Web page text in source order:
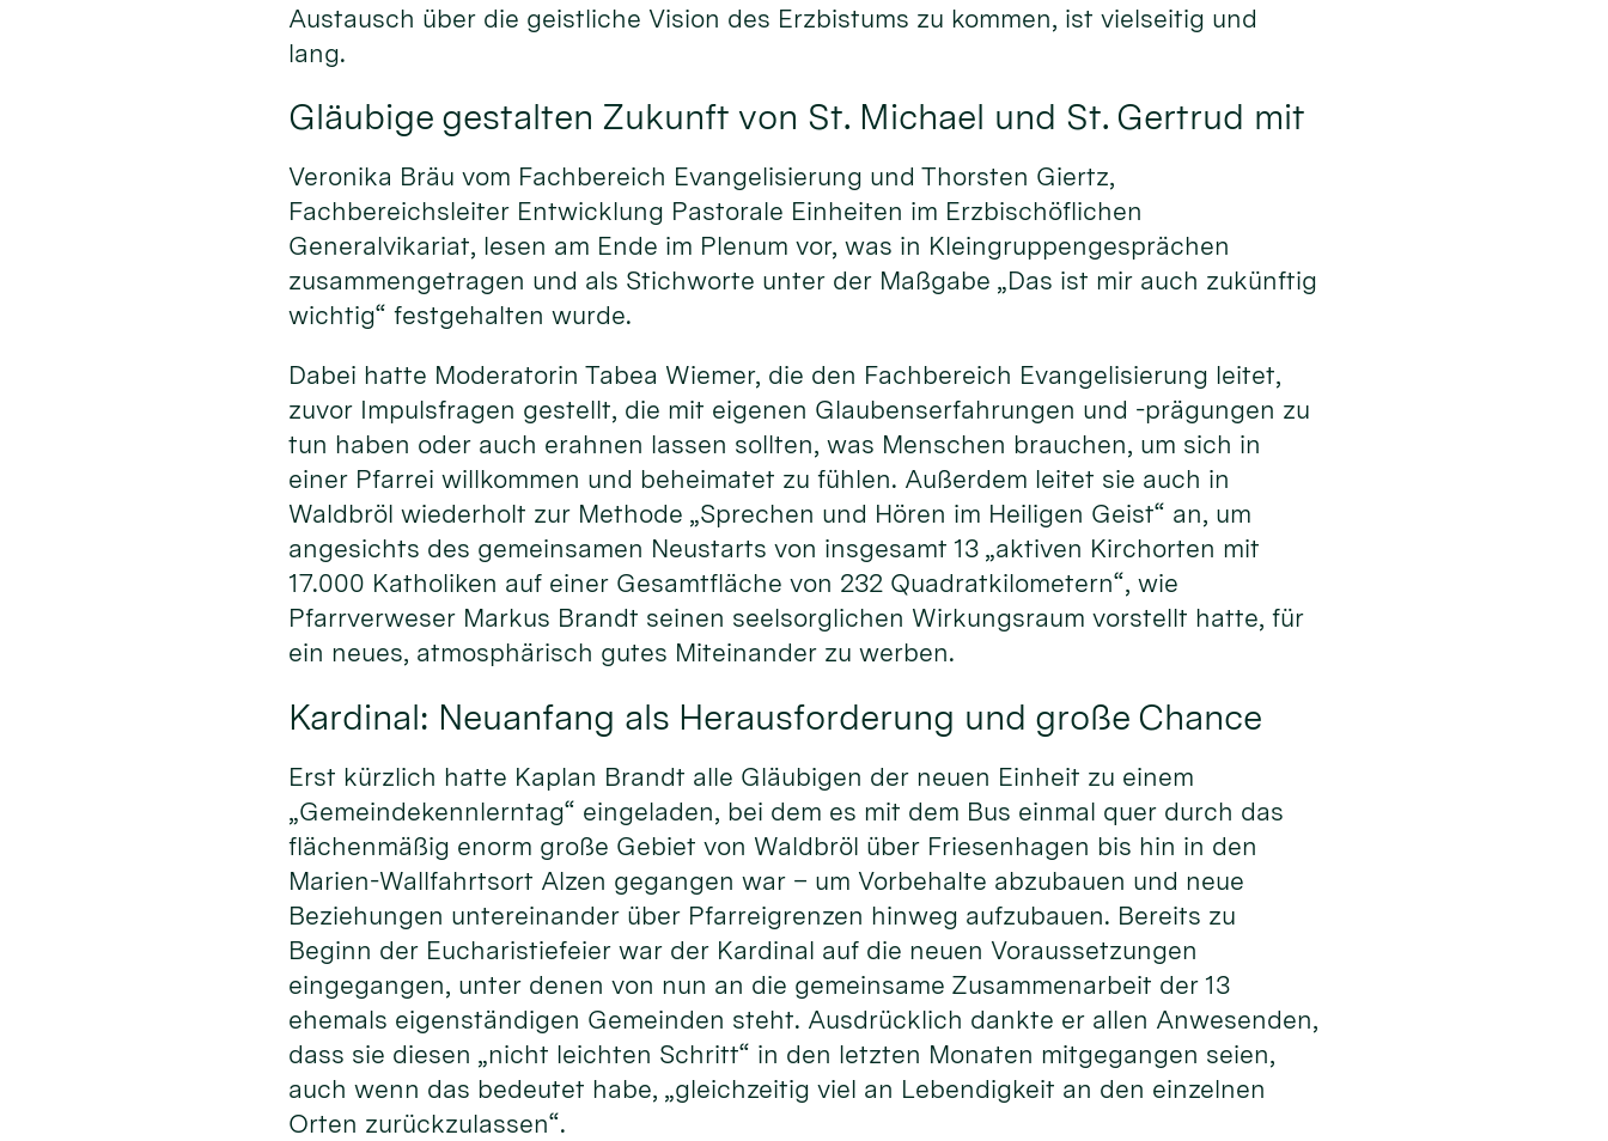
Austausch über die geistliche Vision des Erzbistums zu kommen, ist vielseitig und
lang.
Gläubige gestalten Zukunft von St. Michael und St. Gertrud mit
Veronika Bräu vom Fachbereich Evangelisierung und Thorsten Giertz,
Fachbereichsleiter Entwicklung Pastorale Einheiten im Erzbischöflichen
Generalvikariat, lesen am Ende im Plenum vor, was in Kleingruppengesprächen
zusammengetragen und als Stichworte unter der Maßgabe „Das ist mir auch zukünftig
wichtig“ festgehalten wurde.
Dabei hatte Moderatorin Tabea Wiemer, die den Fachbereich Evangelisierung leitet,
zuvor Impulsfragen gestellt, die mit eigenen Glaubenserfahrungen und -prägungen zu
tun haben oder auch erahnen lassen sollten, was Menschen brauchen, um sich in
einer Pfarrei willkommen und beheimatet zu fühlen. Außerdem leitet sie auch in
Waldbröl wiederholt zur Methode „Sprechen und Hören im Heiligen Geist“ an, um
angesichts des gemeinsamen Neustarts von insgesamt 13 „aktiven Kirchorten mit
17.000 Katholiken auf einer Gesamtfläche von 232 Quadratkilometern“, wie
Pfarrverweser Markus Brandt seinen seelsorglichen Wirkungsraum vorstellt hatte, für
ein neues, atmosphärisch gutes Miteinander zu werben.
Kardinal: Neuanfang als Herausforderung und große Chance
Erst kürzlich hatte Kaplan Brandt alle Gläubigen der neuen Einheit zu einem
„Gemeindekennlerntag“ eingeladen, bei dem es mit dem Bus einmal quer durch das
flächenmäßig enorm große Gebiet von Waldbröl über Friesenhagen bis hin in den
Marien-Wallfahrtsort Alzen gegangen war – um Vorbehalte abzubauen und neue
Beziehungen untereinander über Pfarreigrenzen hinweg aufzubauen. Bereits zu
Beginn der Eucharistiefeier war der Kardinal auf die neuen Voraussetzungen
eingegangen, unter denen von nun an die gemeinsame Zusammenarbeit der 13
ehemals eigenständigen Gemeinden steht. Ausdrücklich dankte er allen Anwesenden,
dass sie diesen „nicht leichten Schritt“ in den letzten Monaten mitgegangen seien,
auch wenn das bedeutet habe, „gleichzeitig viel an Lebendigkeit an den einzelnen
Orten zurückzulassen“.